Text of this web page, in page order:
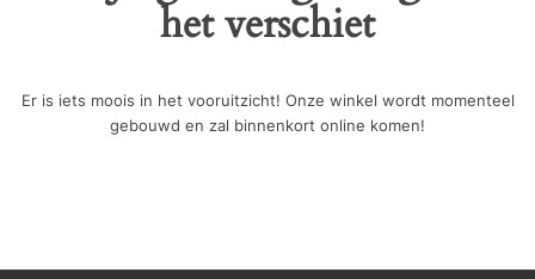
het verschiet
Er is iets moois in het vooruitzicht! Onze winkel wordt momenteel
gebouwd en zal binnenkort online komen!